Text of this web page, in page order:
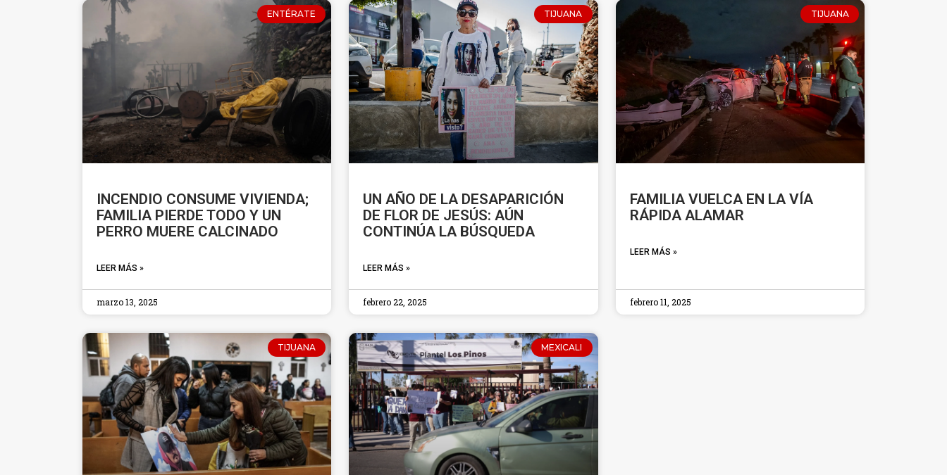
ENTÉRATE
INCENDIO CONSUME VIVIENDA;
FAMILIA PIERDE TODO Y UN
PERRO MUERE CALCINADO
LEER MÁS »
marzo 13, 2025
TIJUANA
UN AÑO DE LA DESAPARICIÓN
DE FLOR DE JESÚS: AÚN
CONTINÚA LA BÚSQUEDA
LEER MÁS »
febrero 22, 2025
TIJUANA
FAMILIA VUELCA EN LA VÍA
RÁPIDA ALAMAR
LEER MÁS »
febrero 11, 2025
TIJUANA MEXICALI